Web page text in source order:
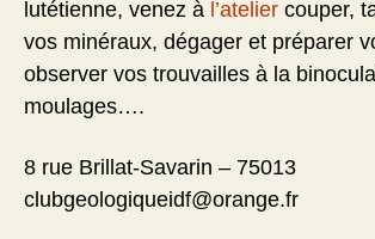
lutétienne, venez à l’atelier couper,
vos minéraux, dégager et préparer
observer vos trouvailles à la
moulages….
8 rue Brillat-Savarin – 75013
clubgeologiqueidf@orange.fr